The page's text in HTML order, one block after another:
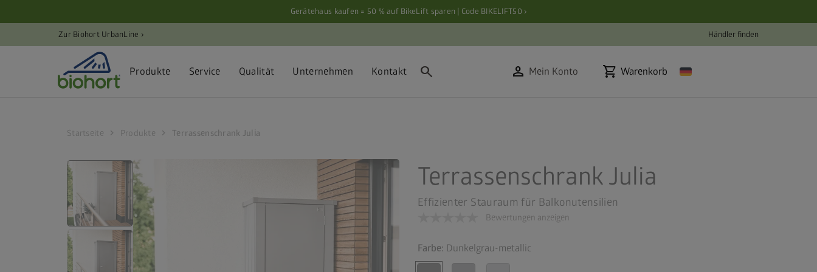
Gerätehaus kaufen = 50 % auf BikeLift sparen | Code BIKELIFT50 ›
Zur Biohort UrbanLine › Händler finden
Produkte Service Qualität Unternehmen Kontakt search person Mein Konto shopping_cart Warenkorb
Startseite chevron_right Produkte chevron_right Terrassenschrank Julia
Terrassenschrank Julia
Effizienter Stauraum für Balkonutensilien
Bewertungen anzeigen
Farbe: Dunkelgrau-metallic